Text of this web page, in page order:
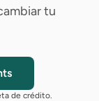
tu
de crédito.